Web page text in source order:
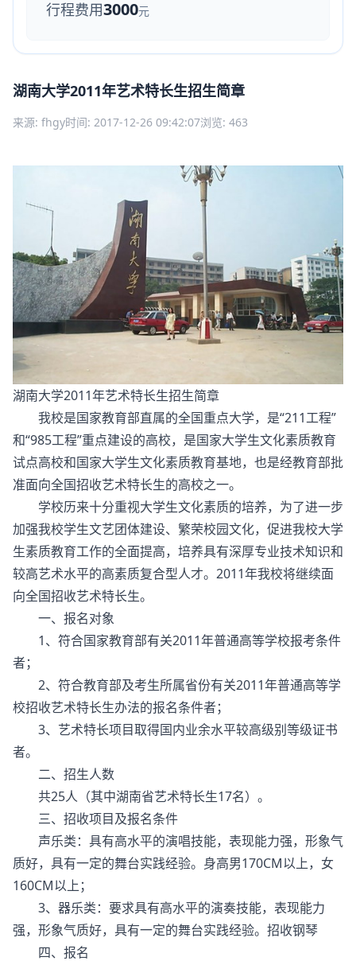
行程费用3000元
湖南大学2011年艺术特长生招生简章
来源: fhgy时间: 2017-12-26 09:42:07浏览: 463
湖南大学2011年艺术特长生招生简章
我校是国家教育部直属的全国重点大学，是“211工程”
和“985工程”重点建设的高校，是国家大学生文化素质教育
试点高校和国家大学生文化素质教育基地，也是经教育部批
准面向全国招收艺术特长生的高校之一。
学校历来十分重视大学生文化素质的培养，为了进一步
加强我校学生文艺团体建设、繁荣校园文化，促进我校大学
生素质教育工作的全面提高，培养具有深厚专业技术知识和
较高艺术水平的高素质复合型人才。2011年我校将继续面
向全国招收艺术特长生。
一、报名对象
1、符合国家教育部有关2011年普通高等学校报考条件
者；
2、符合教育部及考生所属省份有关2011年普通高等学
校招收艺术特长生办法的报名条件者；
3、艺术特长项目取得国内业余水平较高级别等级证书
者。
二、招生人数
共25人（其中湖南省艺术特长生17名）。
三、招收项目及报名条件
声乐类：具有高水平的演唱技能，表现能力强，形象气
质好，具有一定的舞台实践经验。身高男170CM以上，女
160CM以上；
3、器乐类：要求具有高水平的演奏技能，表现能力
强，形象气质好，具有一定的舞台实践经验。招收钢琴
四、报名